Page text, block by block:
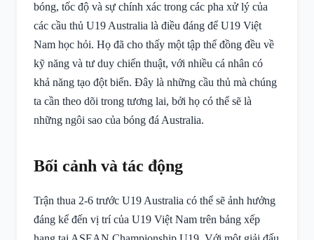
bóng, tốc độ và sự chính xác trong các pha xử lý của
các cầu thủ U19 Australia là điều đáng để U19 Việt
Nam học hỏi. Họ đã cho thấy một tập thể đồng đều về
kỹ năng và tư duy chiến thuật, với nhiều cá nhân có
khả năng tạo đột biến. Đây là những cầu thủ mà chúng
ta cần theo dõi trong tương lai, bởi họ có thể sẽ là
những ngôi sao của bóng đá Australia.
Bối cảnh và tác động
Trận thua 2-6 trước U19 Australia có thể sẽ ảnh hưởng
đáng kể đến vị trí của U19 Việt Nam trên bảng xếp